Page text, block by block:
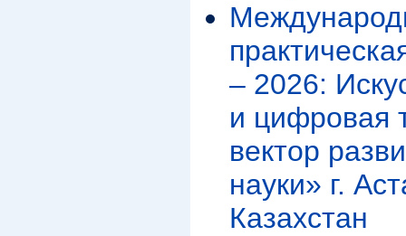
– 2026:
и цифровая
вектор
науки» г.
Казахстан